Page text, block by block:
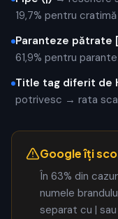
19,7% pentru
Paranteze pătrate
61,9% pentru
Title tag diferit de
potrivesc → rata
Google îți
În 63% din
numele
separat cu |